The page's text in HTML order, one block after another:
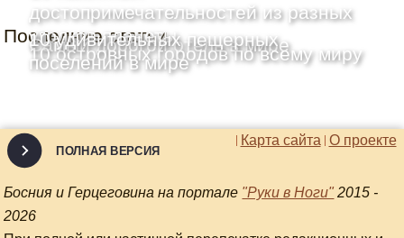
Последние статьи
достопримечательностей из разных
уголков планеты
Самый дорогой отель в мире
10 островных городов по всему миру
10 удивительных пещерных
поселений в мире
О проекте
Карта сайта
ПОЛНАЯ ВЕРСИЯ
Босния и Герцеговина на портале "Руки в Ноги" 2015 -
2026